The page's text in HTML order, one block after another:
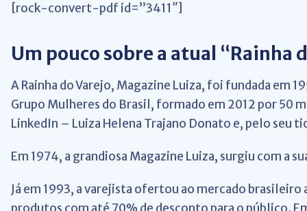
[rock-convert-pdf id=”3411″]
Um pouco sobre a atual “Rainha
A Rainha do Varejo, Magazine Luiza, foi fundada em
Grupo Mulheres do Brasil, formado em 2012 por 50
LinkedIn – Luiza Helena Trajano Donato e, pelo seu
Em 1974, a grandiosa Magazine Luiza, surgiu com a
Já em 1993, a varejista ofertou ao mercado brasileiro